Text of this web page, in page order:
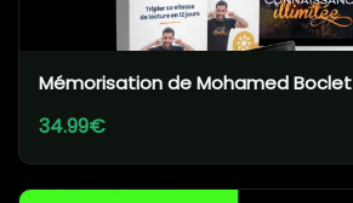
Mémorisation de Mohamed Boclet
34.99€